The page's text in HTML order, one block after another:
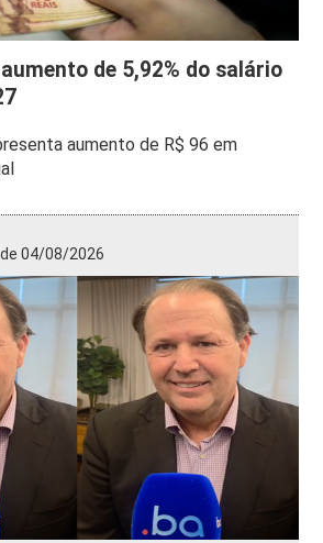
de 5,92% do salário
aumento de R$ 96 em
04/08/2026